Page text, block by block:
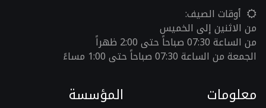
أوقات الصيف:
من الاثنين إلى الخميس
من الساعة 07:30 صباحاً حتى 2:00 ظهراً
الجمعة من الساعة 07:30 صباحاً حتى 1:00 مساءً
معلومات
المؤسسة